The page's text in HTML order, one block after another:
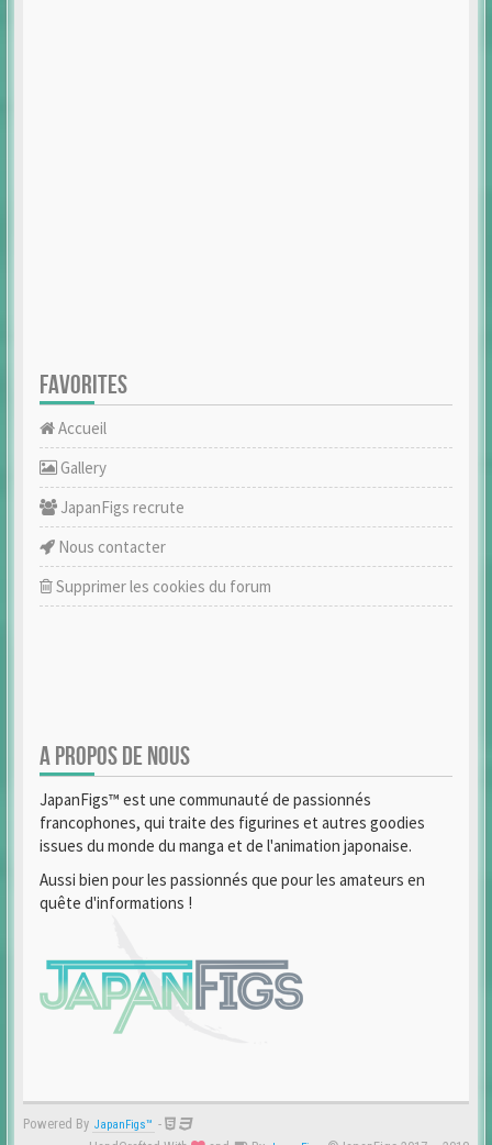
FAVORITES
Accueil
Gallery
JapanFigs recrute
Nous contacter
Supprimer les cookies du forum
A PROPOS DE NOUS
JapanFigs™ est une communauté de passionnés
francophones, qui traite des figurines et autres goodies
issues du monde du manga et de l'animation japonaise.
Aussi bien pour les passionnés que pour les amateurs en
quête d'informations !
Powered By JapanFigs™ -